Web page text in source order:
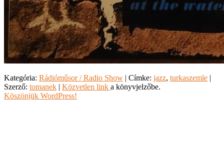
Kategória: Rádióműsor / Radio Show | Címke: jazz, turkaszemle |
Szerző: tomanek | Közvetlen link a könyvjelzőbe.
Köszönjük WordPress!